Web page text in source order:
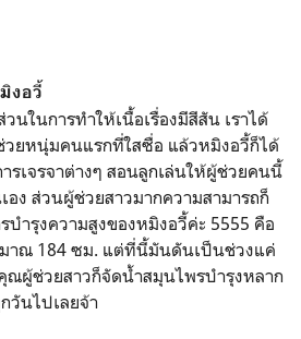
งอวี้
นในการทำให้เนื้อเรื่องมีสีสัน เราได้
วยหนุ่มคนแรกที่ใสซื่อ แล้วหมิงอวี้ก็ได้
รเจรจาต่างๆ สอนลูกเล่นให้ผู้ช่วยคนนี้
ง ส่วนผู้ช่วยสาวมากความสามารถก็
บำรุงความสูงของหมิงอวี้ค่ะ 5555 คือ
มาณ 184 ซม. แต่ที่นี้มันดันเป็นช่วงแค่
ณผู้ช่วยสาวก็จัดน้ำสมุนไพรบำรุงหลาก
วันไปเลยจ้า